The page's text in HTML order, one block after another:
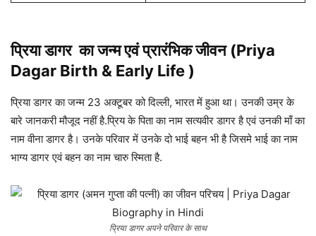
प्रिया डागर का जन्म एवं प्रारंभिक जीवन (Priya
Dagar Birth & Early Life )
प्रिया डागर का जन्म 23 अक्टूबर को दिल्ली, भारत में हुआ था। उनकी उम्र के
बारे जानकरी मौजूद नहीं है.प्रिय के पिता का नाम सत्यवीर डागर है एवं उनकी माँ का
नाम वीना डागर है। उनके परिवार में उनके दो भाई बहन भी है जिसमे भाई का नाम
भाग्य डागर एवं बहन का नाम चारु स्मिता है.
प्रिया डागर अपने परिवार के साथ